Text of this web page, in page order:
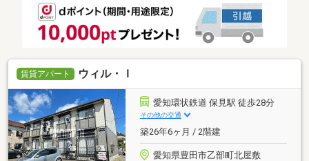
賃貸アパート ウィル・Ｉ
愛知環状鉄道 保見駅 徒歩28分
その他の交通
築26年6ヶ月 / 2階建
愛知県豊田市乙部町北屋敷